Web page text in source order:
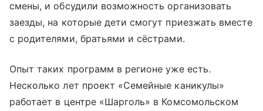
смены, и обсудили возможность организовать
заезды, на которые дети смогут приезжать вместе
с родителями, братьями и сёстрами.
Опыт таких программ в регионе уже есть.
Несколько лет проект «Семейные каникулы»
работает в центре «Шарголь» в Комсомольском